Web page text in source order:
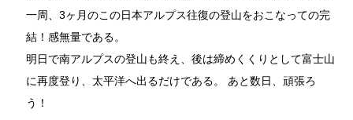
一周、3ヶ月のこの日本アルプス往復の登山をおこなっての完
結！感無量である。
明日で南アルプスの登山も終え、後は締めくくりとして富士山
に再度登り、太平洋へ出るだけである。 あと数日、頑張ろ
う！